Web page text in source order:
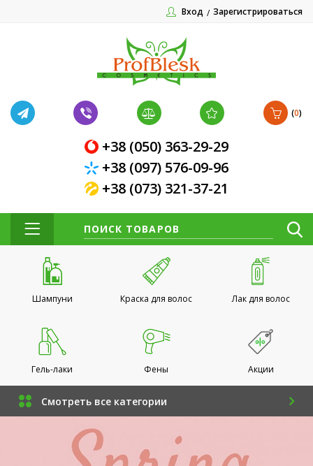
Вход Зарегистрироваться
(0)
+38 (050) 363-29-29
+38 (097) 576-09-96
+38 (073) 321-37-21
Шампуни Краска для волос Лак для волос
Гель-лаки Фены Акции
Смотреть все категории